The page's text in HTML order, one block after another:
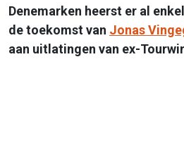
Denemarken heerst er al
de toekomst van Jonas
aan uitlatingen van ex-